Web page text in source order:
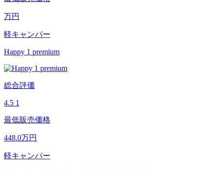
万円
軽キャンパー
Happy 1 premium
総合評価
4.5 1
最低販売価格
448.0万円
軽キャンパー